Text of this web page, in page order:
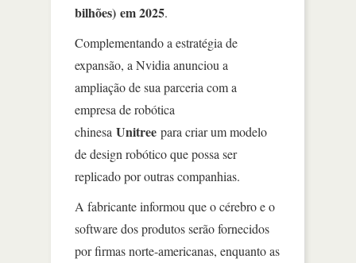
bilhões) em 2025.
Complementando a estratégia de
expansão, a Nvidia anunciou a
ampliação de sua parceria com a
empresa de robótica
chinesa Unitree para criar um modelo
de design robótico que possa ser
replicado por outras companhias.
A fabricante informou que o cérebro e o
software dos produtos serão fornecidos
por firmas norte-americanas, enquanto as